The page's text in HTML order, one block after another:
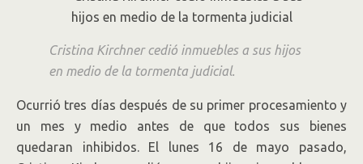
Cristina Kirchner cedió inmuebles a sus hijos
en medio de la tormenta judicial.
Ocurrió tres días después de su primer procesamiento y
un mes y medio antes de que todos sus bienes
quedaran inhibidos. El lunes 16 de mayo pasado,